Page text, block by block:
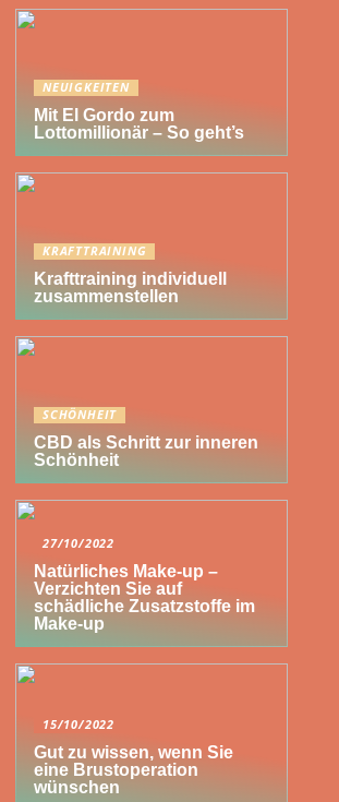
NEUIGKEITEN
Mit El Gordo zum
Lottomillionär – So geht’s
KRAFTTRAINING
Krafttraining individuell
zusammenstellen
SCHÖNHEIT
CBD als Schritt zur inneren
Schönheit
27/10/2022
Natürliches Make-up –
Verzichten Sie auf
schädliche Zusatzstoffe im
Make-up
15/10/2022
Gut zu wissen, wenn Sie
eine Brustoperation
wünschen